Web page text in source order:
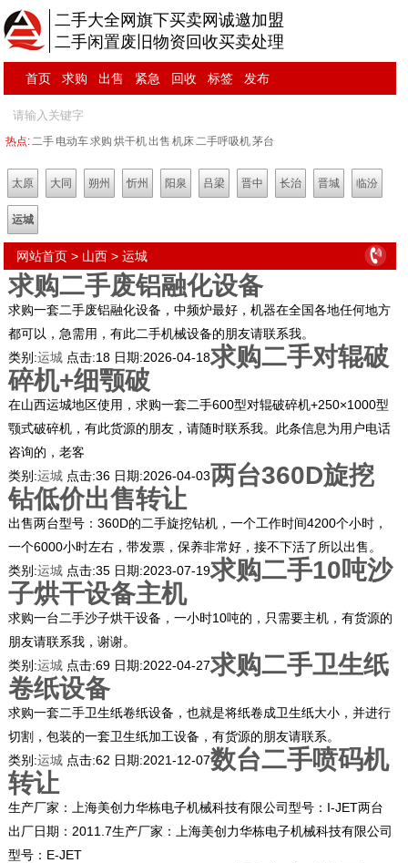
二手大全网旗下买卖网诚邀加盟
二手闲置废旧物资回收买卖处理
首页 求购 出售 紧急 回收 标签 发布
热点:二手 电动车求购 烘干机出售 机床二手呼吸机茅台
太原 大同 朔州 忻州 阳泉 吕梁 晋中 长治 晋城 临汾
运城
网站首页 > 山西 >运城
求购二手废铝融化设备
求购一套二手废铝融化设备，中频炉最好，机器在全国各地任何地方
都可以，急需用，有此二手机械设备的朋友请联系我。
类别:运城 点击:18 日期:2026-04-18求购二手对辊破
碎机+细颚破
在山西运城地区使用，求购一套二手600型对辊破碎机+250×1000型
颚式破碎机，有此货源的朋友，请随时联系我。此条信息为用户电话
咨询的，老客
类别:运城 点击:36 日期:2026-04-03两台360D旋挖
钻低价出售转让
出售两台型号：360D的二手旋挖钻机，一个工作时间4200个小时，
一个6000小时左右，带发票，保养非常好，接不下活了所以出售。
类别:运城 点击:35 日期:2023-07-19求购二手10吨沙
子烘干设备主机
求购一台二手沙子烘干设备，一小时10吨的，只需要主机，有货源的
朋友请联系我，谢谢。
类别:运城 点击:69 日期:2022-04-27求购二手卫生纸
卷纸设备
求购一套二手卫生纸卷纸设备，也就是将纸卷成卫生纸大小，并进行
切割，包装的一套卫生纸加工设备，有货源的朋友请联系。
类别:运城 点击:62 日期:2021-12-07数台二手喷码机
转让
生产厂家：上海美创力华栋电子机械科技有限公司型号：I-JET两台
出厂日期：2011.7生产厂家：上海美创力华栋电子机械科技有限公司
型号：E-JET